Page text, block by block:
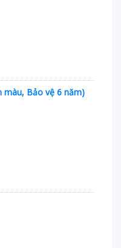
màu, Bảo vệ 6 năm)